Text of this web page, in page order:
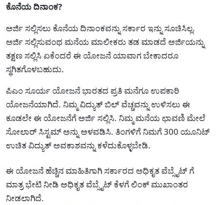
ಕೊನೆಯ ದಿನಾಂಕ?
ಅರ್ಜಿ ಸಲ್ಲಿಸಲು ಕೊನೆಯ ದಿನಾಂಕವನ್ನು ಸರ್ಕಾರ ಇನ್ನು ಸೂಚಿಸಿಲ್ಲ.
ಅರ್ಜಿ ಸಲ್ಲಿಸುವಂಥ ಮನೆಯ ಮಾಲೀಕರು ತಡ ಮಾಡದೆ ಅರ್ಜಿಯನ್ನು
ತಕ್ಷಣ ಸಲ್ಲಿಸಿ ಏಕೆಂದರೆ ಈ ಯೋಜನೆ ಯಾವಾಗ ಬೇಕಾದರೂ
ಸ್ಥಗಿತಗೊಳಬಹುದು.
ಪಿಎಂ ಸೂರ್ಯ ಯೋಜನೆ ಭಾರತದ ಪ್ರತಿ ಮನೆಗೂ ಉಪಕಾರಿ
ಯೋಜನೆಯಾಗಿದೆ. ನಿಮ್ಮ ವಿದ್ಯುತ್ ಬಿಲ್ ವೆಚ್ಚವನ್ನು ಉಳಿಸಲು ಈ
ಕೂಡಲೇ ಈ ಯೋಜನೆಗೆ ಅರ್ಜಿ ಸಲ್ಲಿಸಿ. ನಿಮ್ಮ ಮನೆಯ ಛಾವಣಿ ಮೇಲೆ
ಸೋಲಾರ್ ಸಿಸ್ಟಮ್ ಅನ್ನು ಅಳವಡಿಸಿ. ತಿಂಗಳಿಗೆ ನಿಮಗೆ 300 ಯೂನಿಟ್
ಉಚಿತ ವಿದ್ಯುತ್ ಅವಕಾಶವನ್ನು ಕಳೆದುಕೊಳ್ಳಬೇಡಿ.
ಈ ಯೋಜನೆ ಹೆಚ್ಚಿನ ಮಾಹಿತಿಗಾಗಿ ಸರ್ಕಾರದ ಅಧಿಕೃತ ವೆಬ್ಸೈಟ್ ಗೆ
ಮಾತ್ರ ಭೇಟಿ ನೀಡಿ ಅಧಿಕೃತ ವೆಬ್ಸೈಟ್ ಕೆಳಗೆ ಲಿಂಕ್ ಮುಖಾಂತರ
ನೀಡಲಾಗಿದೆ.